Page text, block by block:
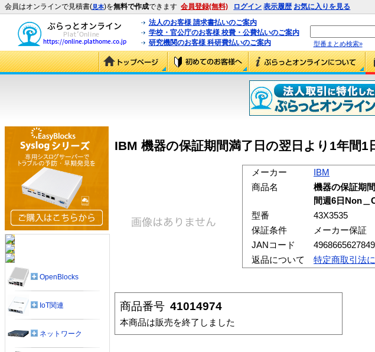
会員はオンラインで見積書(見本)を無料で作成できます 会員登録(無料) ログイン 表示履歴 お気に入りを見る
法人のお客様 請求書払いのご案内
学校・官公庁のお客様 校費・公費払いのご案内
研究機関のお客様 科研費払いのご案内
型番まとめ検索»
IBM 機器の保証期間満了日の翌日より1年間
メーカー
IBM
商品名
機器の保証期
間週6日Non＿
型番
43X3535
保証条件
メーカー保証
JANコード
4968665627849
返品について
特定商取引法
商品番号 41014974
本商品は販売を終了しました
OpenBlocks
IoT関連
ネットワーク